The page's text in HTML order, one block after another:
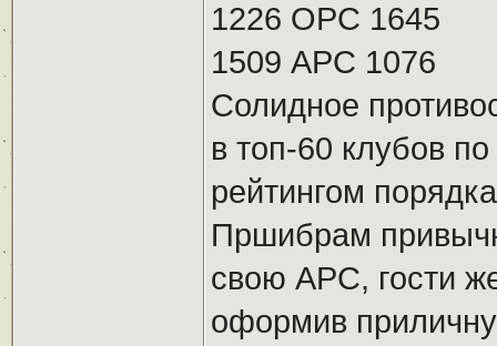
1226 ОРС 1645
1509 АРС 1076
Солидное
в топ-60 клубов
рейтингом
Пршибрам
свою АРС, гости
оформив